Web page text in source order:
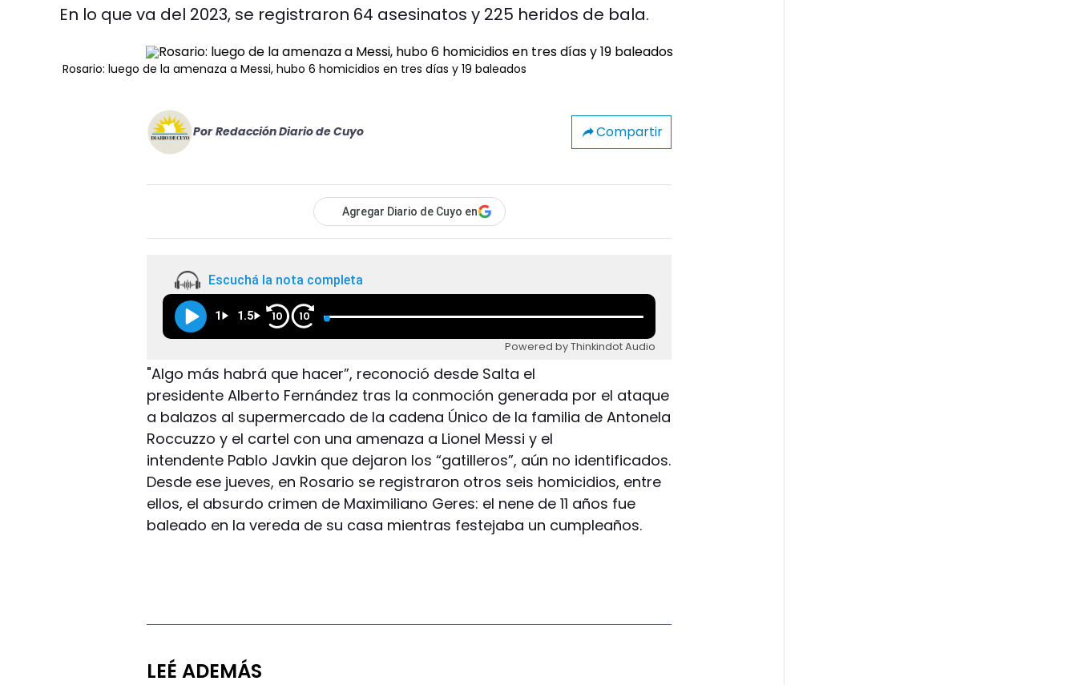
En lo que va del 2023, se registraron 64 asesinatos y 225 heridos de bala.
Rosario: luego de la amenaza a Messi, hubo 6 homicidios en tres días y 19 baleados
Por Redacción Diario de Cuyo Compartir
Agregar Diario de Cuyo en
Escuchá la nota completa
1 1.5 10 10
Powered by Thinkindot Audio
"Algo más habrá que hacer”, reconoció desde Salta el
presidente Alberto Fernández tras la conmoción generada por el ataque
a balazos al supermercado de la cadena Único de la familia de Antonela
Roccuzzo y el cartel con una amenaza a Lionel Messi y el
intendente Pablo Javkin que dejaron los “gatilleros”, aún no identificados.
Desde ese jueves, en Rosario se registraron otros seis homicidios, entre
ellos, el absurdo crimen de Maximiliano Geres: el nene de 11 años fue
baleado en la vereda de su casa mientras festejaba un cumpleaños.
LEÉ ADEMÁS